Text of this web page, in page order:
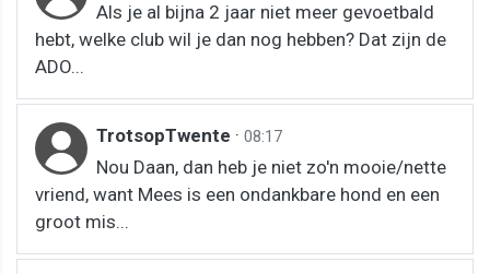
Als je al bijna 2 jaar niet meer gevoetbald
hebt, welke club wil je dan nog hebben? Dat zijn de
ADO...
TrotsopTwente · 08:17
Nou Daan, dan heb je niet zo'n mooie/nette
vriend, want Mees is een ondankbare hond en een
groot mis...